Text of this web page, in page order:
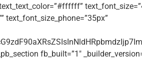
text_font_size_phone=”35px”
fb_built=”1″